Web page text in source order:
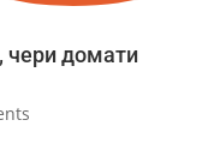
чери домати